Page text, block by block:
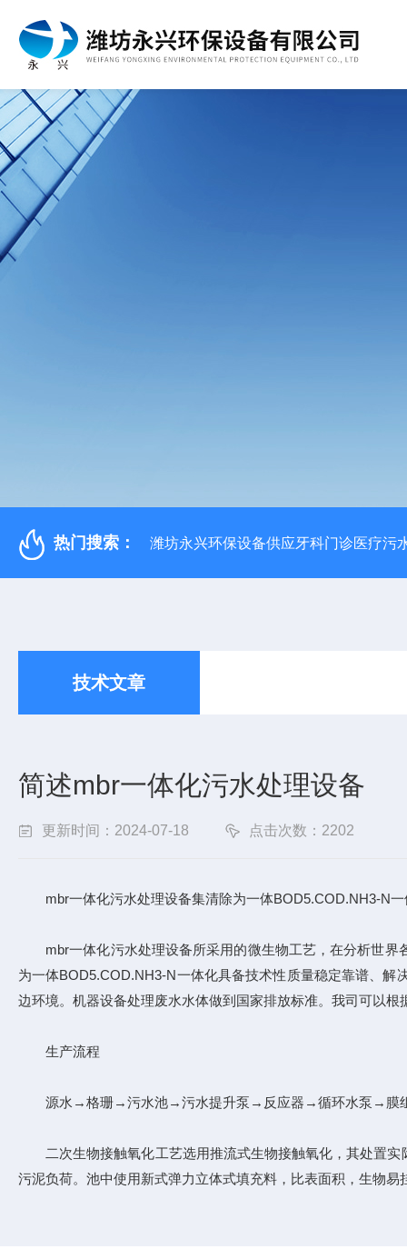
热门搜索： 潍坊永兴环保设备供应牙科门诊医疗污
技术文章
简述mbr一体化污水处理设备
更新时间：2024-07-18 点击次数：2202
mbr一体化污水处理设备集清除为一体BOD5.COD.NH3-N一
mbr一体化污水处理设备所采用的微生物工艺，在分析世界
为一体BOD5.COD.NH3-N一体化具备技术性质量稳定靠谱、
边环境。机器设备处理废水水体做到国家排放标准。我司可以
生产流程
源水→格珊→污水池→污水提升泵→反应器→循环水泵→膜
二次生物接触氧化工艺选用推流式生物接触氧化，其处置实
污泥负荷。池中使用新式弹力立体式填充料，比表面积，生物